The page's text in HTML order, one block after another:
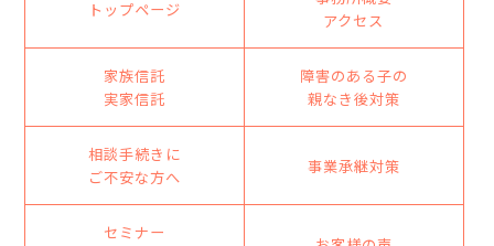
トップページ
アクセス
家族信託
実家信託
障害のある子の
親なき後対策
相談手続きに
ご不安な方へ
事業承継対策
セミナー